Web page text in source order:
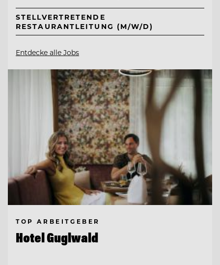
STELLVERTRETENDE
RESTAURANTLEITUNG (M/W/D)
Entdecke alle Jobs
TOP ARBEITGEBER
Hotel Guglwald